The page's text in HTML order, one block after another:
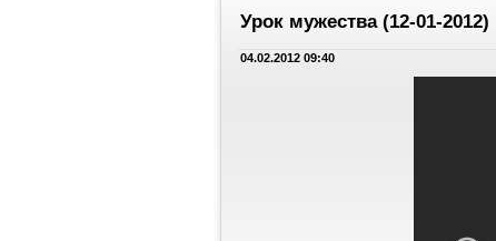
Урок мужества (12-01-2012)
04.02.2012 09:40